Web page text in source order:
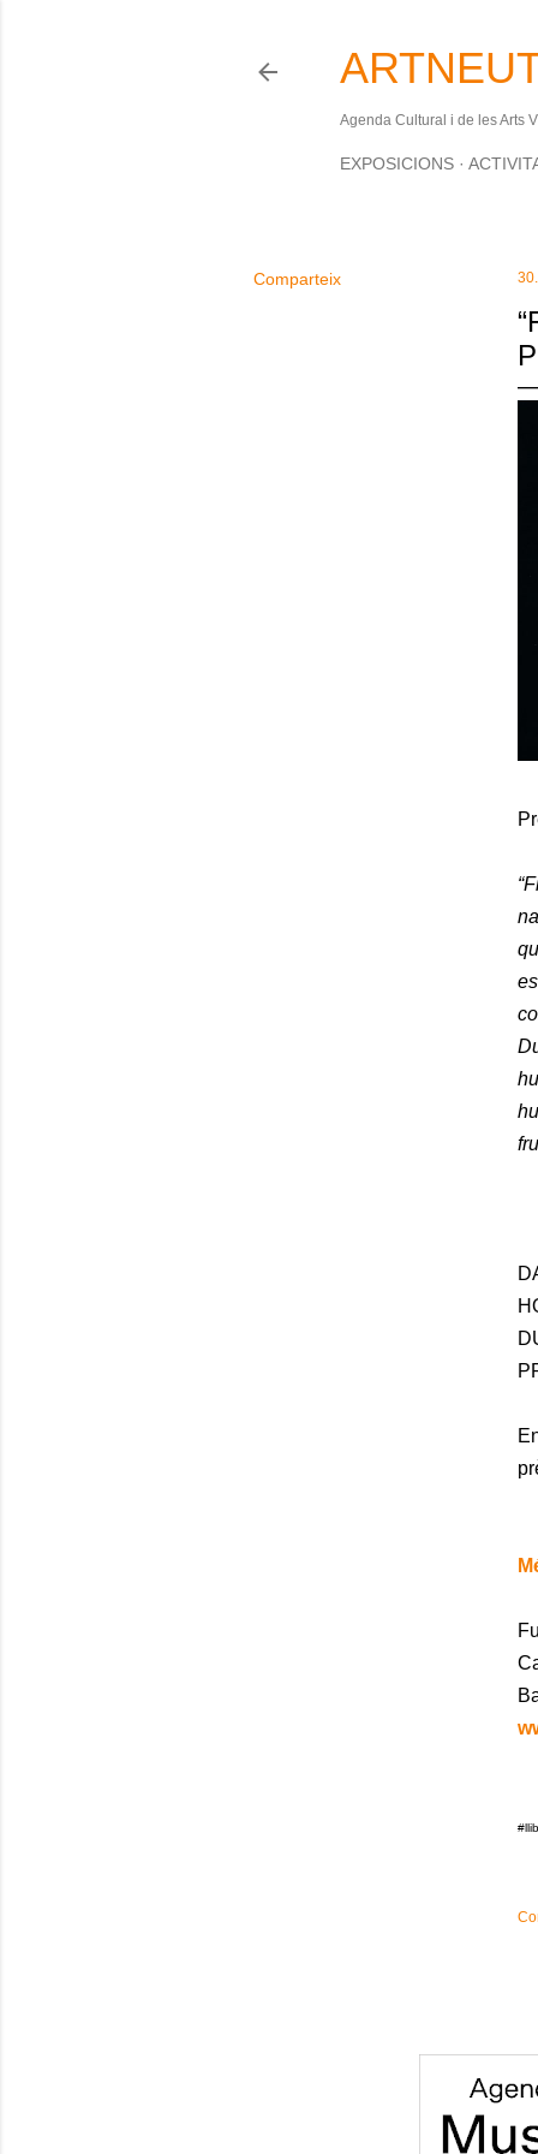
Agenda Cultural i de les Arts
EXPOSICIONS
Comparteix